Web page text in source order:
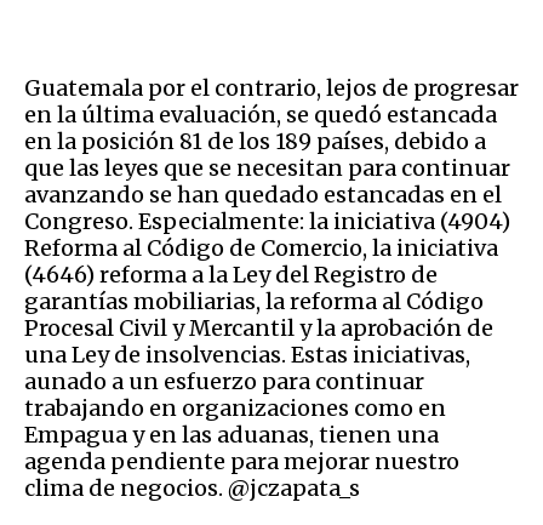
Guatemala por el contrario, lejos de progresar
en la última evaluación, se quedó estancada
en la posición 81 de los 189 países, debido a
que las leyes que se necesitan para continuar
avanzando se han quedado estancadas en el
Congreso. Especialmente: la iniciativa (4904)
Reforma al Código de Comercio, la iniciativa
(4646) reforma a la Ley del Registro de
garantías mobiliarias, la reforma al Código
Procesal Civil y Mercantil y la aprobación de
una Ley de insolvencias. Estas iniciativas,
aunado a un esfuerzo para continuar
trabajando en organizaciones como en
Empagua y en las aduanas, tienen una
agenda pendiente para mejorar nuestro
clima de negocios. @jczapata_s